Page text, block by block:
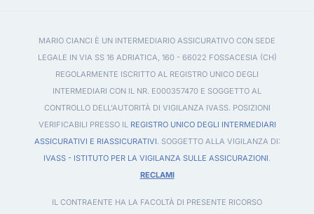
MARIO CIANCI È UN INTERMEDIARIO ASSICURATIVO CON SEDE
LEGALE IN VIA SS 16 ADRIATICA, 160 - 66022 FOSSACESIA (CH)
REGOLARMENTE ISCRITTO AL REGISTRO UNICO DEGLI
INTERMEDIARI CON IL NR. E000357470 E SOGGETTO AL
CONTROLLO DELL'AUTORITÀ DI VIGILANZA IVASS. POSIZIONI
VERIFICABILI PRESSO IL REGISTRO UNICO DEGLI INTERMEDIARI
ASSICURATIVI E RIASSICURATIVI. SOGGETTO ALLA VIGILANZA DI:
IVASS - ISTITUTO PER LA VIGILANZA SULLE ASSICURAZIONI.
RECLAMI
IL CONTRAENTE HA LA FACOLTÀ DI PRESENTE RICORSO